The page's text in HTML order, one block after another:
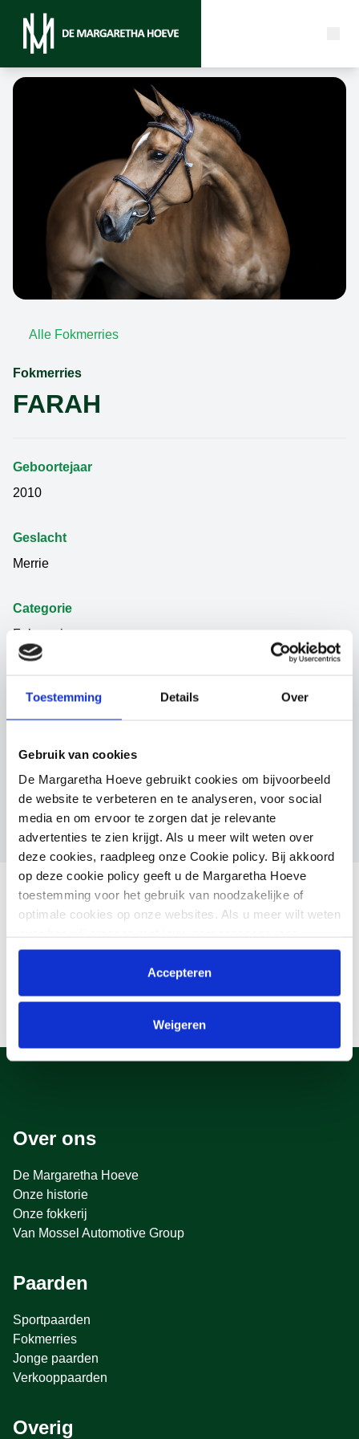
Toestemming Details Over
Gebruik van cookies
De Margaretha Hoeve gebruikt cookies om bijvoorbeeld
de website te verbeteren en te analyseren, voor social
media en om ervoor te zorgen dat je relevante
advertenties te zien krijgt. Als u meer wilt weten over
deze cookies, raadpleeg onze Cookie policy. Bij akkoord
op deze cookie policy geeft u de Margaretha Hoeve
toestemming voor het gebruik van noodzakelijke of
optimale cookies op onze websites. Als u meer wilt weten
raadpleeg onzePrivacyverklaring. U kunt de cookie
instellingen te allen tijde aanpassen via de link onderaan
de website.
Accepteren
Weigeren
Alle Fokmerries
Fokmerries
FARAH
Geboortejaar
2010
Geslacht
Merrie
Categorie
Fokmerries
AREZZO
Moeder
ASSA/CONCORDE
Over ons
De Margaretha Hoeve
Onze historie
Onze fokkerij
Van Mossel Automotive Group
Paarden
Sportpaarden
Fokmerries
Jonge paarden
Verkooppaarden
Overig